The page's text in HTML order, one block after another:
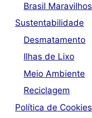
Brasil
Sustentabilidade
Desmatamento
Ilhas de Lixo
Meio Ambiente
Reciclagem
Política de Cookies